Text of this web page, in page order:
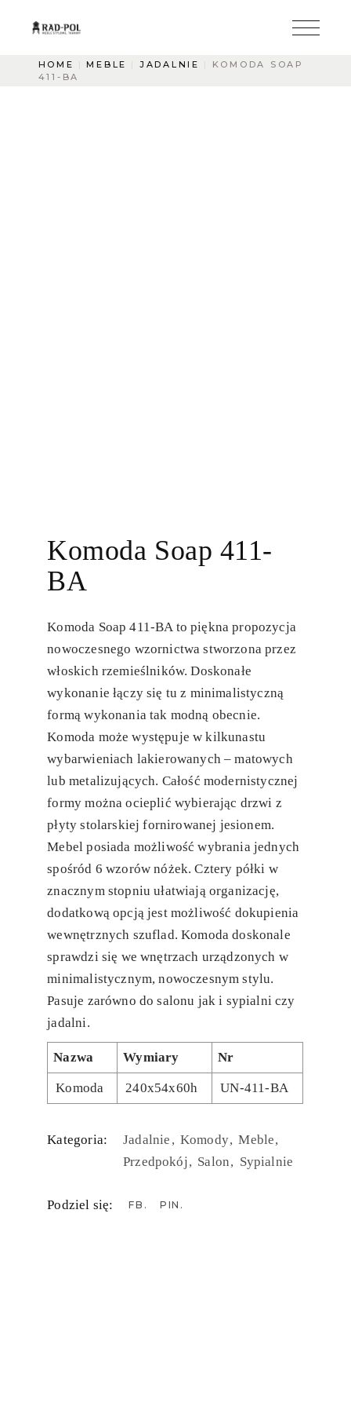
HOME MEBLE JADALNIE
KOMODA SOAP
411-BA
Komoda Soap 411-
BA
Komoda Soap 411-BA to piękna propozycja
nowoczesnego wzornictwa stworzona przez
włoskich rzemieślników. Doskonałe
wykonanie łączy się tu z minimalistyczną
formą wykonania tak modną obecnie.
Komoda może występuje w kilkunastu
wybarwieniach lakierowanych – matowych
lub metalizujących. Całość modernistycznej
formy można ocieplić wybierając drzwi z
płyty stolarskiej fornirowanej jesionem.
Mebel posiada możliwość wybrania jednych
spośród 6 wzorów nóżek. Cztery półki w
znacznym stopniu ułatwiają organizację,
dodatkową opcją jest możliwość dokupienia
wewnętrznych szuflad. Komoda doskonale
sprawdzi się we wnętrzach urządzonych w
minimalistycznym, nowoczesnym stylu.
Pasuje zarówno do salonu jak i sypialni czy
jadalni.
Nazwa Wymiary Nr
Komoda 240x54x60h UN-411-BA
Kategoria: Jadalnie Komody Meble
Przedpokój Salon Sypialnie
Podziel się: FB PIN